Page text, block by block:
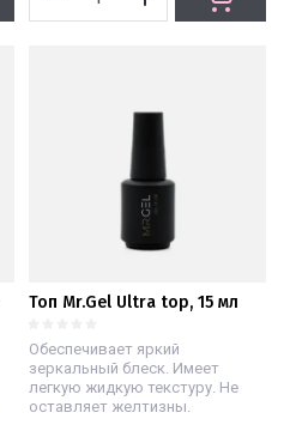
Топ Mr.Gel Ultra top, 15 мл
Обеспечивает яркий
зеркальный блеск. Имеет
легкую жидкую текстуру. Не
оставляет желтизны.